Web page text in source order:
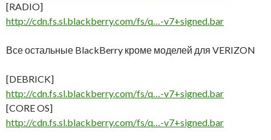
[RADIO]
http://cdn.fs.sl.blackberry.com/fs/q…-v7+signed.bar
Все остальные BlackBerry кроме моделей для VERIZON
[DEBRICK]
http://cdn.fs.sl.blackberry.com/fs/q…-v7+signed.bar
[CORE OS]
http://cdn.fs.sl.blackberry.com/fs/q…-v7+signed.bar